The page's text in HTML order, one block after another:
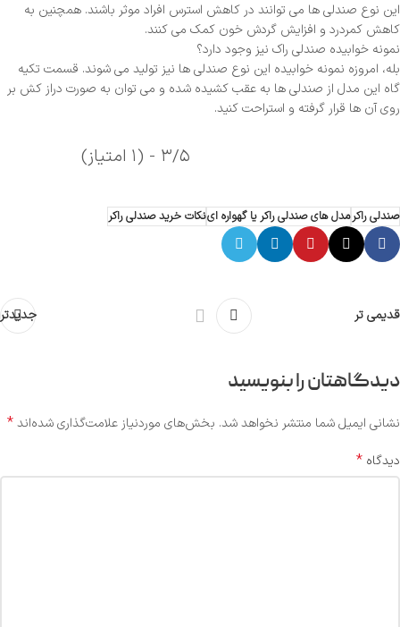
این نوع صندلی ها می توانند در کاهش استرس افراد موثر باشند. همچنین به
کاهش کمردرد و افزایش گردش خون کمک می کنند.
نمونه خوابیده صندلی راک نیز وجود دارد؟
بله، امروزه نمونه خوابیده این نوع صندلی ها نیز تولید می شوند. قسمت تکیه
گاه این مدل از صندلی ها به عقب کشیده شده و می توان به صورت دراز کش بر
روی آن ها قرار گرفته و استراحت کنید.
۳/۵ - (۱ امتیاز)
صندلی راکرمدل های صندلی راکر یا گهواره اینکات خرید صندلی راکر
جدیدتر قدیمی تر
دیدگاهتان را بنویسید
نشانی ایمیل شما منتشر نخواهد شد. بخش‌های موردنیاز علامت‌گذاری شده‌اند*
دیدگاه *